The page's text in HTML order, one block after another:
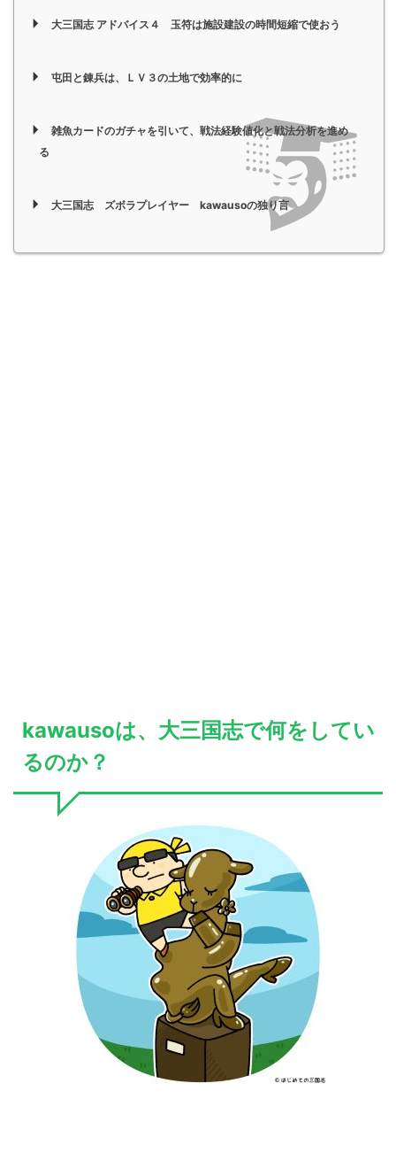
大三国志 アドバイス４ 玉符は施設建設の時間短縮で使おう
屯田と錬兵は、ＬＶ３の土地で効率的に
雑魚カードのガチャを引いて、戦法経験値化と戦法分析を進め
る
大三国志 ズボラプレイヤー kawausoの独り言
kawausoは、大三国志で何をしてい
るのか？